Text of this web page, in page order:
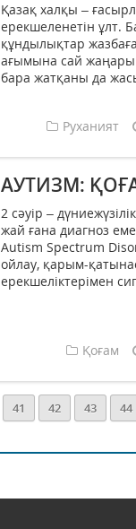
Қазақ халқы –
ерекшеленетін ұлт.
құндылықтар
ағымына сай
бара жатқаны да
Руханият
АУТИЗМ:
2 сәуір –
жай ғана диагноз
Autism Spectrum
ойлау, қарым-
ерекшеліктерімен
Қоғам
41 42 43 44